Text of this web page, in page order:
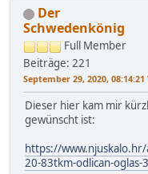
Der
Schwedenkönig
Full Member
Beiträge: 221
September 29, 2020,
Dieser hier kam mir
gewünscht ist:
https://
20-83tkm-odlican-oglas-